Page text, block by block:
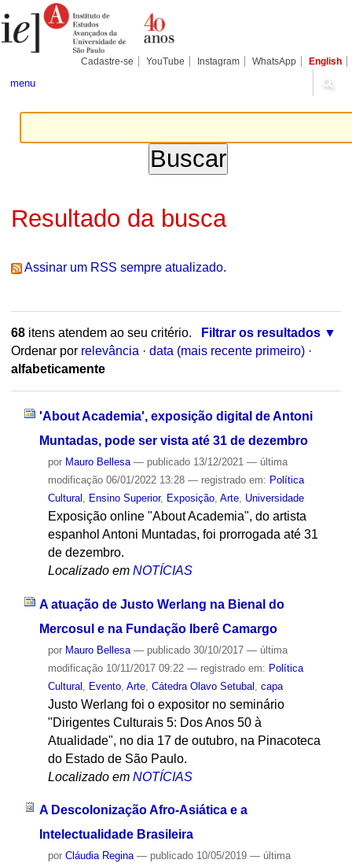
para
conteúdo.
Pessoais
Cadastre-se YouTube Instagram WhatsApp English
menu
Resultado da busca
Assinar um RSS sempre atualizado.
68itens atendem ao seu critério.
Filtrar os resultados
Ordenar por relevância · data (mais recente primeiro) ·
alfabeticamente
'About Academia', exposição digital de Antoni
Muntadas, pode ser vista até 31 de dezembro
por Mauro Bellesa — publicado13/12/2021 — última
modificação06/01/2022 13:28 — registrado em: Política
Cultural
Ensino Superior, Exposição, Arte, Universidade
Exposição online "About Academia", do artista
espanhol Antoni Muntadas, foi prorrogada até 31
de dezembro.
Localizado em NOTÍCIAS
A atuação de Justo Werlang na Bienal do
Mercosul e na Fundação Iberê Camargo
por Mauro Bellesa — publicado30/10/2017 — última
modificação10/11/2017 09:22 — registrado em: Política
Cultural
Evento, Arte, Cátedra Olavo Setubal capa
Justo Werlang foi o expositor no seminário
"Dirigentes Culturais 5: Dos Anos 50 à
Atualidade", no dia 17 de outubro, na Pinacoteca
do Estado de São Paulo.
Localizado em NOTÍCIAS
A Descolonização Afro-Asiática e a
Intelectualidade Brasileira
por Cláudia Regina — publicado10/05/2019 — última